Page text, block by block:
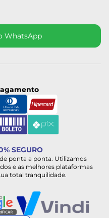
WhatsApp
SEGURO
ponta a ponta. Utilizamos
e as melhores plataformas
total tranquilidade.